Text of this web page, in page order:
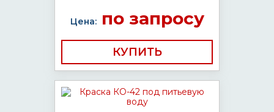
Цена:по запросу
КУПИТЬ